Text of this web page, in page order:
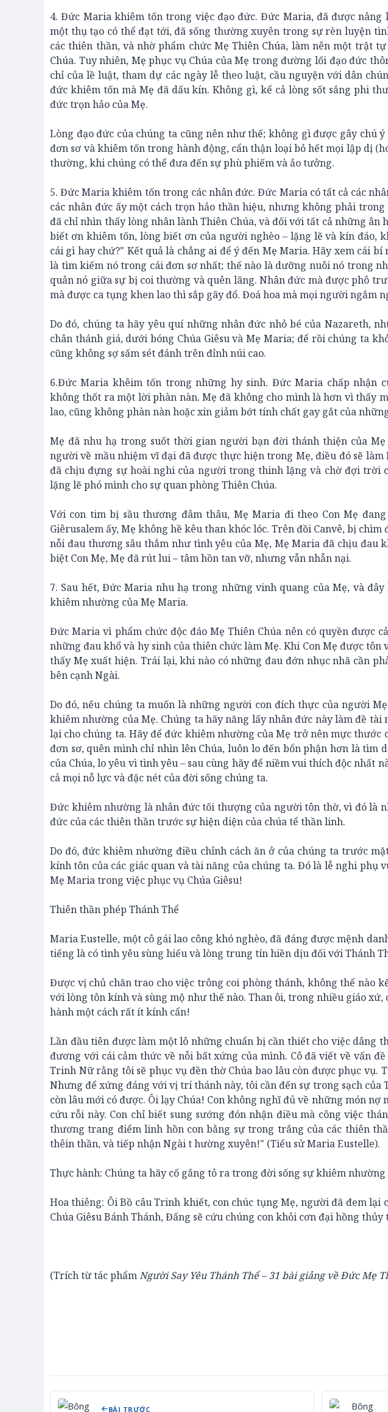
4. Đức Maria khiêm tốn trong việc đạo đức. Đức Maria, đã được nâng
một thụ tạo có thể đạt tới, đã sống thường xuyên trong sự rèn luyện
các thiên thần, và nhờ phẩm chức Mẹ Thiên Chúa, làm nên một trật
Chúa. Tuy nhiên, Mẹ phục vụ Chúa của Mẹ trong đường lối đạo đức
chỉ của lề luật, tham dự các ngày lễ theo luật, cầu nguyện với dân
đức khiêm tốn mà Mẹ đã dấu kín. Không gì, kể cả lòng sốt sắng phi
đức trọn hảo của Mẹ.
Lòng đạo đức của chúng ta cũng nên như thế; không gì được gây chú
đơn sơ và khiêm tốn trong hành động, cẩn thận loại bỏ hết mọi lập dị
thường, khi chúng có thể đưa đến sự phù phiếm và ảo tưởng.
5. Đức Maria khiêm tốn trong các nhân đức. Đức Maria có tất cả các
các nhân đức ấy một cách trọn hảo thần hiệu, nhưng không phải
đã chỉ nhìn thấy lòng nhân lành Thiên Chúa, và đối với tất cả những ân
biết ơn khiêm tốn, lòng biết ơn của người nghèo – lặng lẽ và kín đáo,
cái gì hay chứ?" Kết quả là chẳng ai để ý đến Mẹ Maria. Hãy xem cái
là tìm kiếm nó trong cái đơn sơ nhất; thế nào là dưỡng nuôi nó trong
quản nó giữa sự bị coi thường và quên lãng. Nhân đức mà được phô
mà được ca tụng khen lao thì sắp gãy đổ. Đoá hoa mà mọi người ngắm
Do đó, chúng ta hãy yêu quí những nhân đức nhỏ bé của Nazareth,
chân thánh giá, dưới bóng Chúa Giêsu và Mẹ Maria; để rồi chúng ta
cũng không sợ sấm sét đánh trên đỉnh núi cao.
6.Đức Maria khêim tốn trong những hy sinh. Đức Maria chấp nhận
không thốt ra một lời phàn nàn. Mẹ đã không cho mình là hơn vì thấy
lao, cũng không phàn nàn hoặc xin giảm bớt tính chất gay gắt của
Mẹ đã nhu hạ trong suốt thời gian người bạn đời thánh thiện của
người về mầu nhiệm vĩ đại đã được thực hiện trong Mẹ, điều đó sẽ
đã chịu đựng sự hoài nghi của người trong thinh lặng và chờ đợi trời
lặng lẽ phó mình cho sự quan phòng Thiên Chúa.
Với con tim bị sầu thương đâm thâu, Mẹ Maria đi theo Con Mẹ
Giêrusalem ấy, Mẹ không hề kêu than khóc lóc. Trên đồi Canvê, bị
nỗi đau thương sâu thẳm như tình yêu của Mẹ, Mẹ Maria đã chịu đau
biệt Con Mẹ, Mẹ đã rút lui – tâm hồn tan vỡ, nhưng vẫn nhẫn nại.
7. Sau hết, Đức Maria nhu hạ trong những vinh quang của Mẹ, và
khiêm nhường của Mẹ Maria.
Đức Maria vì phẩm chức độc đáo Mẹ Thiên Chúa nên có quyền được
những đau khổ và hy sinh của thiên chức làm Mẹ. Khi Con Mẹ được
thấy Mẹ xuất hiện. Trái lại, khi nào có những đau đớn nhục nhã cần
bên cạnh Ngài.
Do đó, nếu chúng ta muốn là những người con đích thực của người
khiêm nhường của Mẹ. Chúng ta hãy năng lấy nhân đức này làm đề tài
lại cho chúng ta. Hãy để đức khiêm nhường của Mẹ trở nên mực thước
đơn sơ, quên mình chỉ nhìn lên Chúa, luôn lo đến bổn phận hơn là tìm
của Chúa, lo yêu vì tình yêu – sau cùng hãy để niềm vui thích độc nhất
cả mọi nỗ lực và đặc nét của đời sống chúng ta.
Đức khiêm nhường là nhân đức tối thượng của người tôn thờ, vì đó là
đức của các thiên thần trước sự hiện diện của chúa tể thần linh.
Do đó, đức khiêm nhường điều chỉnh cách ăn ở của chúng ta trước
kính tôn của các giác quan và tài năng của chúng ta. Đó là lễ nghi phụ
Mẹ Maria trong việc phục vụ Chúa Giêsu!
Thiên thần phép Thánh Thể
Maria Eustelle, một cô gái lao công khó nghèo, đã đáng được mệnh
tiếng là có tình yêu sùng hiếu và lòng trung tín hiền dịu đối với Thánh
Được vị chủ chăn trao cho việc trông coi phòng thánh, không thể nào
với lòng tôn kính và sùng mộ như thế nào. Than ôi, trong nhiều giáo
hành một cách rất ít kính cẩn!
Lần đầu tiên được làm một lô những chuẩn bị cần thiết cho việc dâng
đương với cái cảm thức về nỗi bất xứng của mình. Cô đã viết về vấn
Trinh Nữ rằng tôi sẽ phục vụ đền thờ Chúa bao lâu còn được phục vụ.
Nhưng để xứng đáng với vị trí thánh này, tôi cần đến sự trong sạch
còn lâu mới có được. Ôi lạy Chúa! Con không nghĩ đủ về những món
cứu rỗi này. Con chỉ biết sung sướng đón nhận điều mà công việc
thương trang điểm linh hồn con bằng sự trong trắng của các thiên
thêin thần, và tiếp nhận Ngài t hường xuyên!" (Tiểu sử Maria Eustelle).
Thực hành: Chúng ta hãy cố gắng tỏ ra trong đời sống sự khiêm nhường
Hoa thiêng: Ôi Bồ câu Trinh khiết, con chúc tụng Mẹ, người đã đem lại
Chúa Giêsu Bánh Thánh, Đấng sẽ cứu chúng con khỏi cơn đại hồng
(Trích từ tác phẩmNgười Say Yêu Thánh Thể – 31 bài giảng về Đức Mẹ
BÀI TRƯỚC